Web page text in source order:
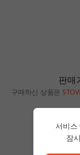
판매
구매하신 상품은
서비스
잠